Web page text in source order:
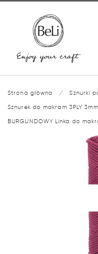
Strona główna / Sznurki
Sznurek do makram 3PLY 3mm
BURGUNDOWY Linka do